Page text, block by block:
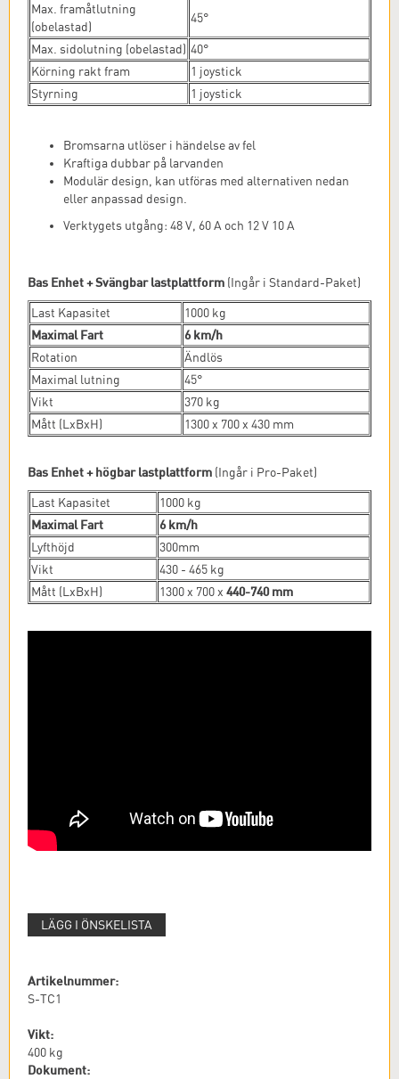
Max. framåtlutning
(obelastad)
45°
Max. sidolutning (obelastad) 40°
Körning rakt fram
1 joystick
Styrning
1 joystick
Bromsarna utlöser i händelse av fel
Kraftiga dubbar på larvanden
Modulär design, kan utföras med alternativen nedan
eller anpassad design.
Verktygets utgång: 48 V, 60 A och 12 V 10 A
Bas Enhet + Svängbar lastplattform (Ingår i Standard-Paket)
Last Kapasitet 1000 kg
Maximal Fart 6 km/h
Rotation
Ändlös
Maximal lutning
45°
Vikt
370 kg
Mått (LxBxH)
1300 x 700 x 430 mm
Bas Enhet + högbar lastplattform (Ingår i Pro-Paket)
Last Kapasitet 1000 kg
Maximal Fart 6 km/h
Lyfthöjd
300mm
Vikt
430 - 465 kg
Mått (LxBxH)
1300 x 700 x 440-740 mm
LÄGG I ÖNSKELISTA
Artikelnummer:
S-TC1
Vikt:
400 kg
Dokument: